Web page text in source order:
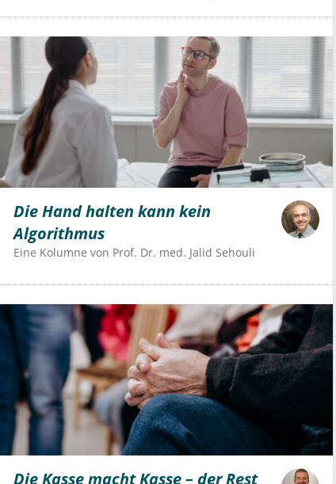
Die Hand halten kann kein
Algorithmus
Eine Kolumne von Prof. Dr. med. Jalid Sehouli
Die Kasse macht Kasse – der Rest